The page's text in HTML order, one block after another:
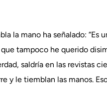
la mano ha señalado:
tampoco he querido
saldría en las revistas
y le tiemblan las manos.